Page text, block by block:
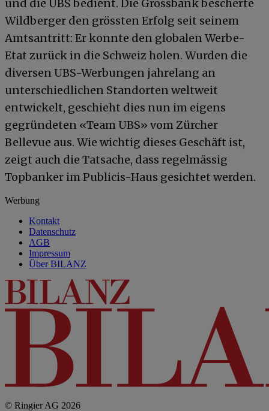
und die UBS bedient. Die Grossbank bescherte
Wildberger den grössten Erfolg seit seinem
Amtsantritt: Er konnte den globalen Werbe-
Etat zurück in die Schweiz holen. Wurden die
diversen UBS-Werbungen jahrelang an
unterschiedlichen Standorten weltweit
entwickelt, geschieht dies nun im eigens
gegründeten «Team UBS» vom Zürcher
Bellevue aus. Wie wichtig dieses Geschäft ist,
zeigt auch die Tatsache, dass regelmässig
Topbanker im Publicis-Haus gesichtet werden.
Werbung
Kontakt
Datenschutz
AGB
Impressum
Über BILANZ
© Ringier AG 2026